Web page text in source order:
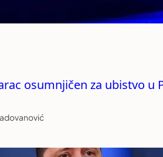
osumnjičen za ubistvo u